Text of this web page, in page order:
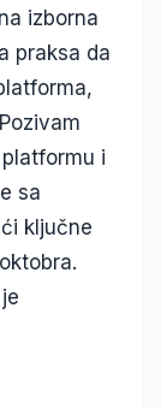
izborna
praksa da
i
sa
ključne